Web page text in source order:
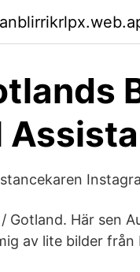
Gotland. Här sen
av lite bilder från